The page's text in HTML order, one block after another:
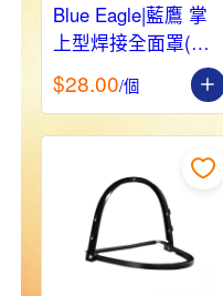
Blue Eagle|藍鷹 掌
上型焊接全面罩(含
透明鏡片&黑玻璃片)
632P
$28.00/個